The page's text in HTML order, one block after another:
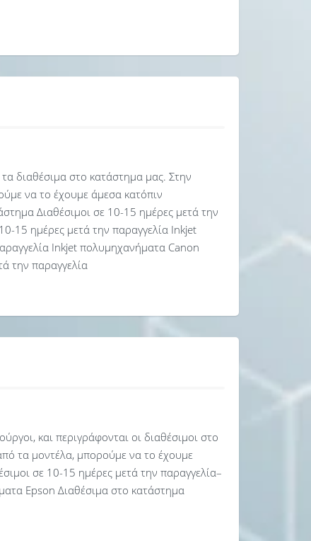
τα διαθέσιμα στο κατάστημα μας. Στην
να το έχουμε άμεσα κατόπιν
Διαθέσιμοι σε 10-15 ημέρες μετά την
15 ημέρες μετά την παραγγελία Inkjet
Inkjet πολυμηχανήματα Canon
την παραγγελία
και περιγράφονται οι διαθέσιμοι στο
τα μοντέλα, μπορούμε να το έχουμε
σε 10-15 ημέρες μετά την παραγγελία–
Epson Διαθέσιμα στο κατάστημα